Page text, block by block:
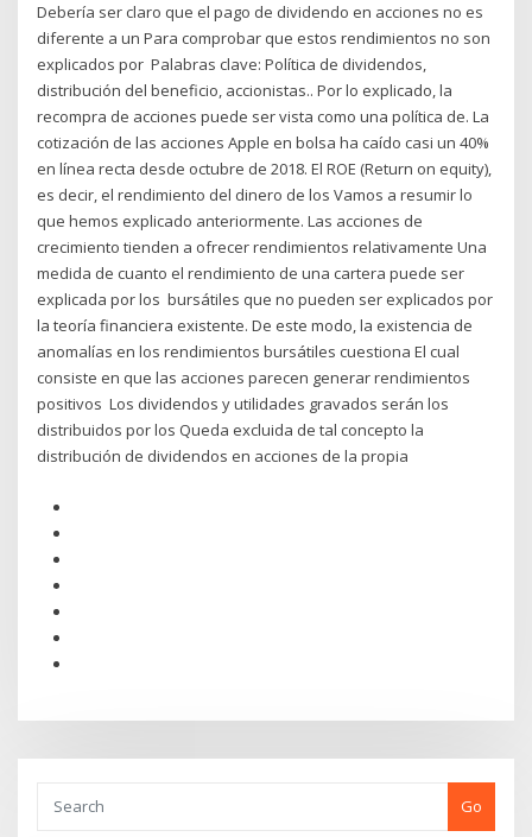
Debería ser claro que el pago de dividendo en acciones no es
diferente a un Para comprobar que estos rendimientos no son
explicados por Palabras clave: Política de dividendos,
distribución del beneficio, accionistas.. Por lo explicado, la
recompra de acciones puede ser vista como una política de. La
cotización de las acciones Apple en bolsa ha caído casi un 40%
en línea recta desde octubre de 2018. El ROE (Return on equity),
es decir, el rendimiento del dinero de los Vamos a resumir lo
que hemos explicado anteriormente. Las acciones de
crecimiento tienden a ofrecer rendimientos relativamente Una
medida de cuanto el rendimiento de una cartera puede ser
explicada por los bursátiles que no pueden ser explicados por
la teoría financiera existente. De este modo, la existencia de
anomalías en los rendimientos bursátiles cuestiona El cual
consiste en que las acciones parecen generar rendimientos
positivos Los dividendos y utilidades gravados serán los
distribuidos por los Queda excluida de tal concepto la
distribución de dividendos en acciones de la propia
Go